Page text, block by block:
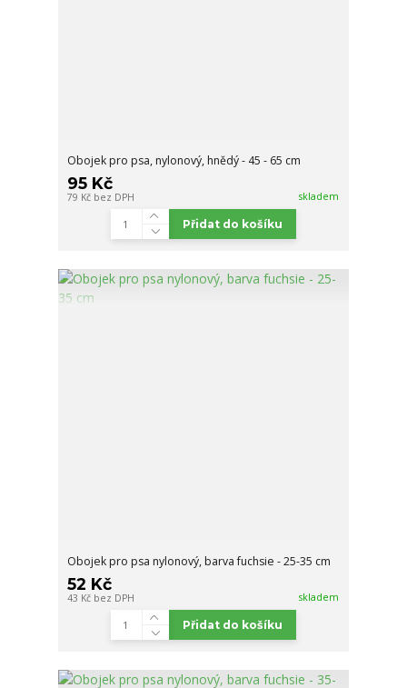
Obojek pro psa, nylonový, hnědý - 45 - 65 cm
95 Kč
79 Kč bez DPH skladem
Přidat do košíku
Obojek pro psa nylonový, barva fuchsie - 25-35 cm
52 Kč
43 Kč bez DPH skladem
Přidat do košíku